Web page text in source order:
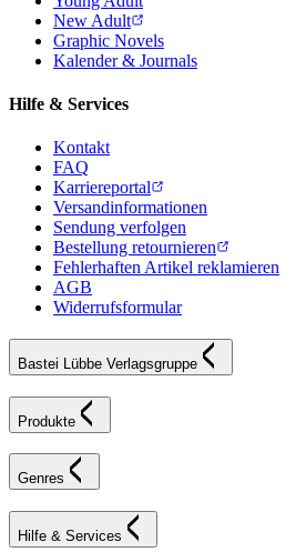
New Adult
Graphic Novels
Kalender & Journals
Hilfe & Services
Kontakt
FAQ
Karriereportal
Versandinformationen
Sendung verfolgen
Bestellung retournieren
Fehlerhaften Artikel reklamieren
AGB
Widerrufsformular
Bastei Lübbe Verlagsgruppe
Produkte
Genres
Hilfe & Services